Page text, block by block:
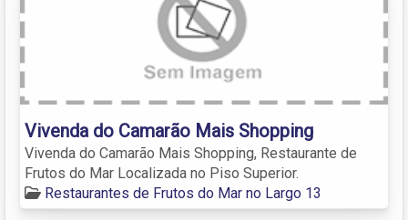
Vivenda do Camarão Mais Shopping
Vivenda do Camarão Mais Shopping, Restaurante de
Frutos do Mar Localizada no Piso Superior.
Restaurantes de Frutos do Mar no Largo 13